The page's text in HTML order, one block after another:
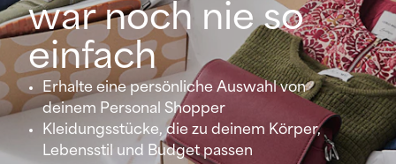
Fuchsia und Blau
Wir wetten, dass du dir nicht vorstellen
kannst, dass diese Farben tatsächlich gut
zusammen aussehen. Aber es ist nicht zu
leugnen, dass sie ein unschlagbares Duo
ergeben.
war noch nie so
einfach
Erhalte eine persönliche Auswahl von
deinem Personal Shopper
Kleidungsstücke, die zu deinem Körper,
Lebensstil und Budget passen